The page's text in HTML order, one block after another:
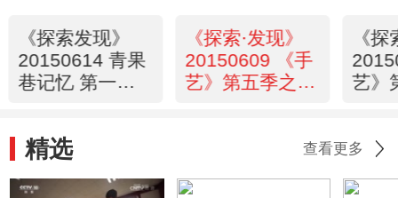
《探索发现》
20150614 青果
巷记忆 第一集
《探索·发现》
20150609 《手
艺》第五季之
《
艺》
精选 查看更多